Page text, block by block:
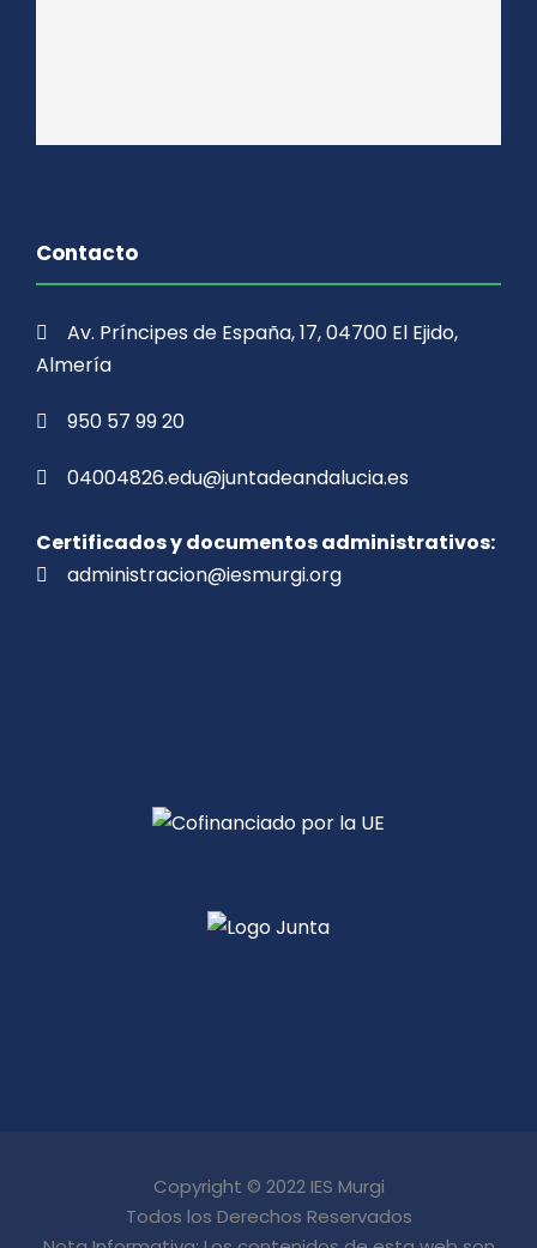
Contacto
Av. Príncipes de España, 17, 04700 El Ejido,
Almería
950 57 99 20
04004826.edu@juntadeandalucia.es
Certificados y documentos administrativos:
administracion@iesmurgi.org
Copyright © 2022 IES Murgi
Todos los Derechos Reservados